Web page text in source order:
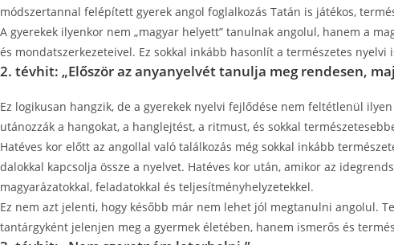
módszertannal felépített gyerek angol foglalkozás Tatán is játékos,
A gyerekek ilyenkor nem „magyar helyett” tanulnak angolul, hanem a
és mondatszerkezeteivel. Ez sokkal inkább hasonlít a természetes
2. tévhit: „Először az anyanyelvét tanulja meg rendesen,
Ez logikusan hangzik, de a gyerekek nyelvi fejlődése nem feltétlenül
utánozzák a hangokat, a hanglejtést, a ritmust, és sokkal
Hatéves kor előtt az angollal való találkozás még sokkal inkább
dalokkal kapcsolja össze a nyelvet. Hatéves kor után, amikor az
magyarázatokkal, feladatokkal és teljesítményhelyzetekkel.
Ez nem azt jelenti, hogy később már nem lehet jól megtanulni angolul.
tantárgyként jelenjen meg a gyermek életében, hanem ismerős és